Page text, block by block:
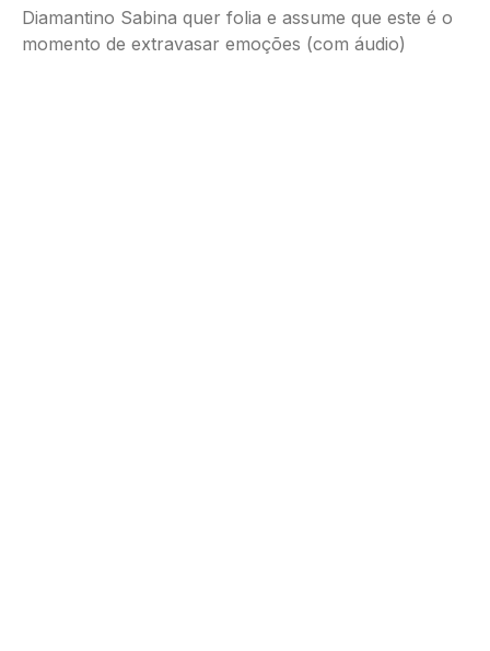
Diamantino Sabina quer folia e assume que este é o
momento de extravasar emoções (com áudio)